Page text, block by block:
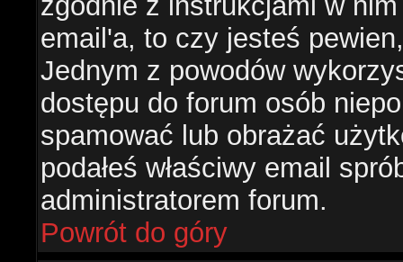
email'a, to czy jesteś
Jednym z powodów
dostępu do forum osób
spamować lub obrażać
podałeś właściwy email
administratorem forum.
Powrót do góry